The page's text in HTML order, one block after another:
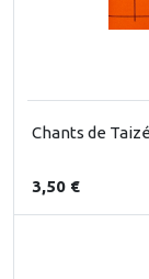
Chants de
3,50 €